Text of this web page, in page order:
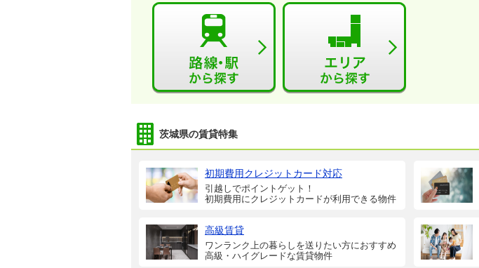
茨城県の賃貸特集
初期費用クレジットカード対応
引越しでポイントゲット！
初期費用にクレジットカードが利用できる物件
高級賃貸
ワンランク上の暮らしを送りたい方におすすめ
高級・ハイグレードな賃貸物件